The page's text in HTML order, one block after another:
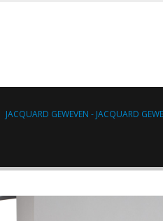
JACQUARD GEWEVEN - JACQUARD